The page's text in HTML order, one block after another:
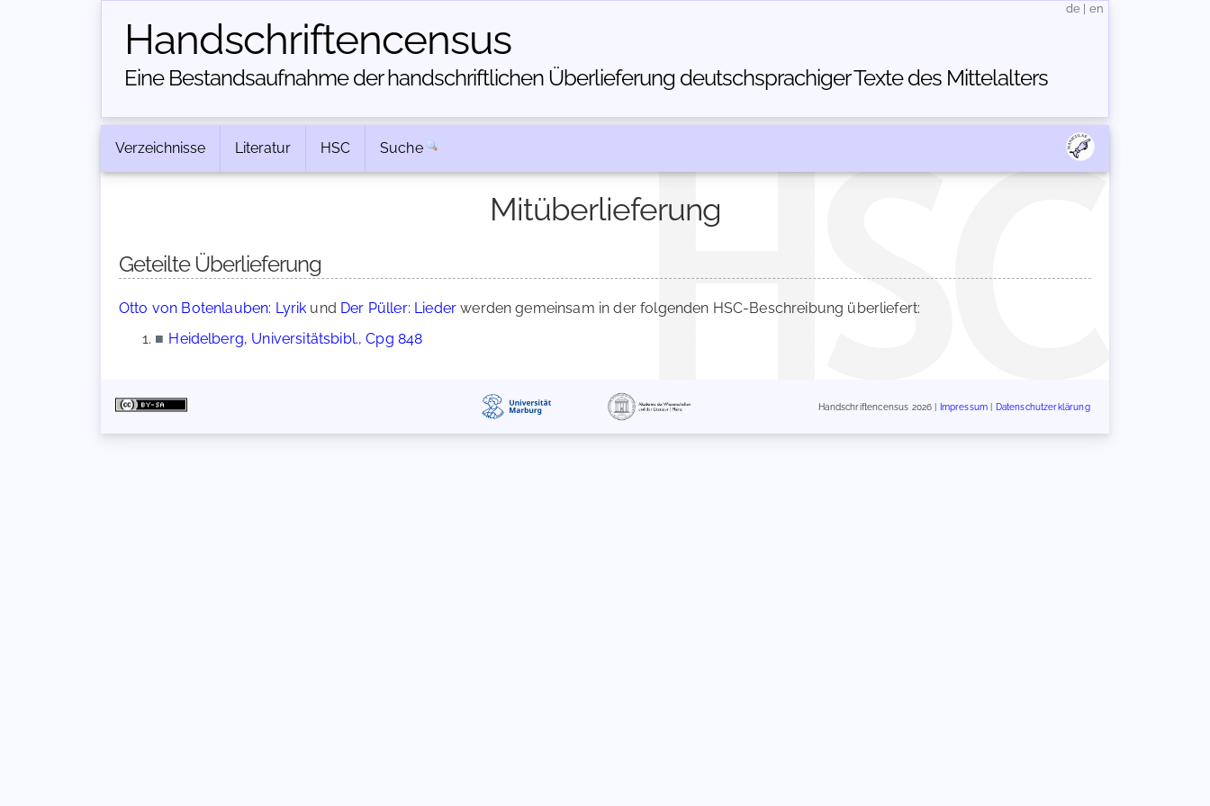
Handschriften­census
Eine Bestandsaufnahme der handschriftlichen Über­lieferung deutschsprachiger Texte des Mittelalters
de en
Verzeichnisse Literatur HSC Suche
Mitüberlieferung
Geteilte Überlieferung
Otto von Botenlauben: Lyrik und Der Püller: Lieder werden gemeinsam in der folgenden HSC-Beschreibung überliefert:
■ Heidelberg, Universitätsbibl., Cpg 848
Handschriftencensus 2026 | Impressum Datenschutzerklärung